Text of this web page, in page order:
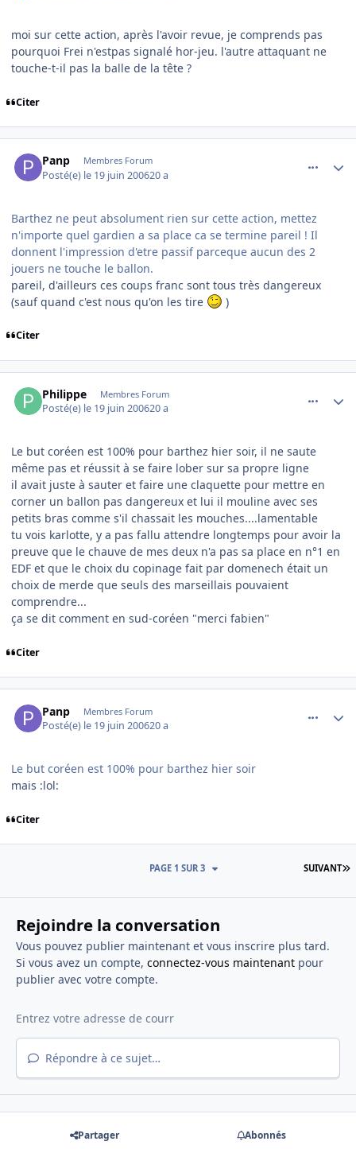
moi sur cette action, après l'avoir revue, je comprends pas
pourquoi Frei n'estpas signalé hor-jeu. l'autre attaquant ne
touche-t-il pas la balle de la tête ?
Citer
Panp Membres Forum
Posté(e) le 19 juin 200620 a
Barthez ne peut absolument rien sur cette action, mettez
n'importe quel gardien a sa place ca se termine pareil ! Il
donnent l'impression d'etre passif parceque aucun des 2
jouers ne touche le ballon.
pareil, d'ailleurs ces coups franc sont tous très dangereux
(sauf quand c'est nous qu'on les tire
)
Citer
Philippe Membres Forum
Posté(e) le 19 juin 200620 a
Le but coréen est 100% pour barthez hier soir, il ne saute
même pas et réussit à se faire lober sur sa propre ligne
il avait juste à sauter et faire une claquette pour mettre en
corner un ballon pas dangereux et lui il mouline avec ses
petits bras comme s'il chassait les mouches....lamentable
tu vois karlotte, y a pas fallu attendre longtemps pour avoir la
preuve que le chauve de mes deux n'a pas sa place en n°1 en
EDF et que le choix du copinage fait par domenech était un
choix de merde que seuls des marseillais pouvaient
comprendre...
ça se dit comment en sud-coréen "merci fabien"
Citer
Panp Membres Forum
Posté(e) le 19 juin 200620 a
Le but coréen est 100% pour barthez hier soir
mais :lol:
Citer
SUIVANT
PAGE 1 SUR 3
Rejoindre la conversation
Vous pouvez publier maintenant et vous inscrire plus tard.
Si vous avez un compte, connectez-vous maintenantpour
publier avec votre compte.
Répondre à ce sujet…
Partager Abonnés